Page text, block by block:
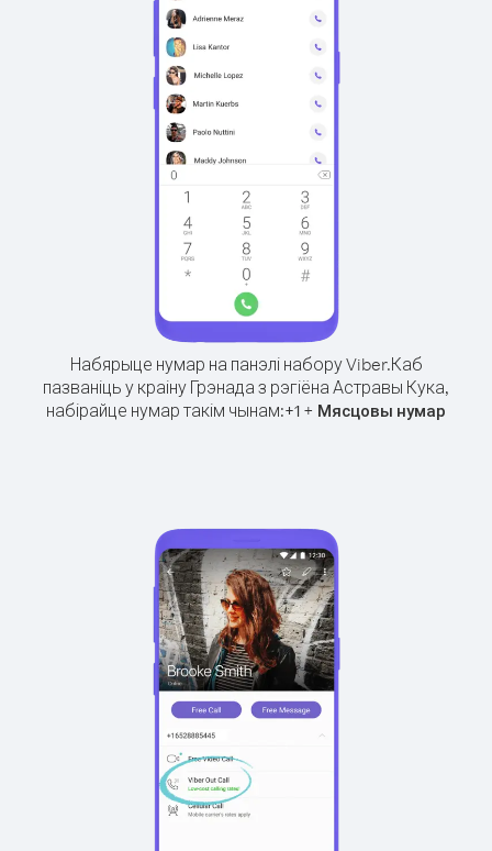
Набярыце нумар на панэлі набору Viber.Каб
пазваніць у краіну Грэнада з рэгіёна Астравы Кука,
набірайце нумар такім чынам:+1 + Мясцовы нумар